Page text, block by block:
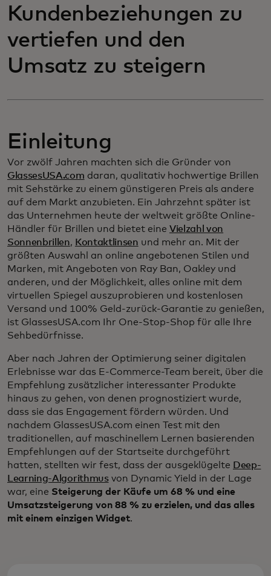
Kundenbeziehungen zu
vertiefen und den
Umsatz zu steigern
Einleitung
Vor zwölf Jahren machten sich die Gründer von
GlassesUSA.com daran, qualitativ hochwertige Brillen
mit Sehstärke zu einem günstigeren Preis als andere
auf dem Markt anzubieten. Ein Jahrzehnt später ist
das Unternehmen heute der weltweit größte Online-
Händler für Brillen und bietet eine Vielzahl von
Sonnenbrillen, Kontaktlinsen und mehr an. Mit der
größten Auswahl an online angebotenen Stilen und
Marken, mit Angeboten von Ray Ban, Oakley und
anderen, und der Möglichkeit, alles online mit dem
virtuellen Spiegel auszuprobieren und kostenlosen
Versand und 100% Geld-zurück-Garantie zu genießen,
ist GlassesUSA.com Ihr One-Stop-Shop für alle Ihre
Sehbedürfnisse.
Aber nach Jahren der Optimierung seiner digitalen
Erlebnisse war das E-Commerce-Team bereit, über die
Empfehlung zusätzlicher interessanter Produkte
hinaus zu gehen, von denen prognostiziert wurde,
dass sie das Engagement fördern würden. Und
nachdem GlassesUSA.com einen Test mit den
traditionellen, auf maschinellem Lernen basierenden
Empfehlungen auf der Startseite durchgeführt
hatten, stellten wir fest, dass der ausgeklügelte Deep-
Learning-Algorithmusvon Dynamic Yield in der Lage
war, eine Steigerung der Käufe um 68 % und eine
Umsatzsteigerung von 88 % zu erzielen, und das alles
mit einem einzigen Widget.